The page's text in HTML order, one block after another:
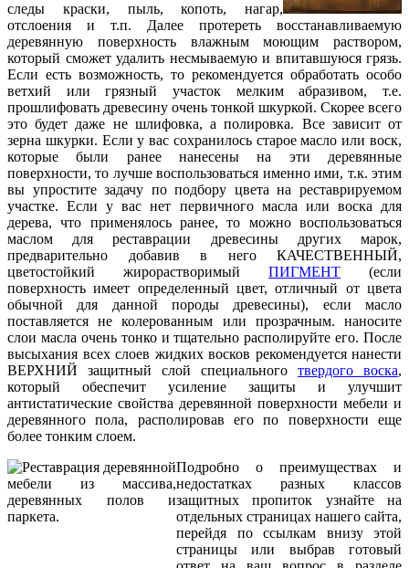
следы краски, пыль, копоть, нагар,
отслоения и т.п. Далее протереть восстанавливаемую
деревянную поверхность влажным моющим раствором,
который сможет удалить несмываемую и впитавшуюся грязь.
Если есть возможность, то рекомендуется обработать особо
ветхий или грязный участок мелким абразивом, т.е.
прошлифовать древесину очень тонкой шкуркой. Скорее всего
это будет даже не шлифовка, а полировка. Все зависит от
зерна шкурки. Если у вас сохранилось старое масло или воск,
которые были ранее нанесены на эти деревянные
поверхности, то лучше воспользоваться именно ими, т.к. этим
вы упростите задачу по подбору цвета на реставрируемом
участке. Если у вас нет первичного масла или воска для
дерева, что применялось ранее, то можно воспользоваться
маслом для реставрации древесины других марок,
предварительно добавив в него КАЧЕСТВЕННЫЙ,
цветостойкий жирорастворимый ПИГМЕНТ (если
поверхность имеет определенный цвет, отличный от цвета
обычной для данной породы древесины), если масло
поставляется не колерованным или прозрачным. наносите
слои масла очень тонко и тщательно располируйте его. После
высыхания всех слоев жидких восков рекомендуется нанести
ВЕРХНИЙ защитный слой специального твердого воска,
который обеспечит усиление защиты и улучшит
антистатические свойства деревянной поверхности мебели и
деревянного пола, располировав его по поверхности еще
более тонким слоем.
Подробно о преимуществах и
недостатках разных классов
защитных пропиток узнайте на
отдельных страницах нашего сайта,
перейдя по ссылкам внизу этой
страницы или выбрав готовый